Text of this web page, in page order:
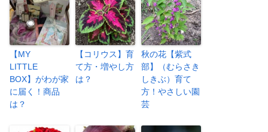
【MY
LITTLE
BOX】がわが家
に届く！商品
は？
【コリウス】育
て方・増やし方
は？
秋の花【紫式
部】（むらさき
しきぶ）育て
方！やさしい園
芸